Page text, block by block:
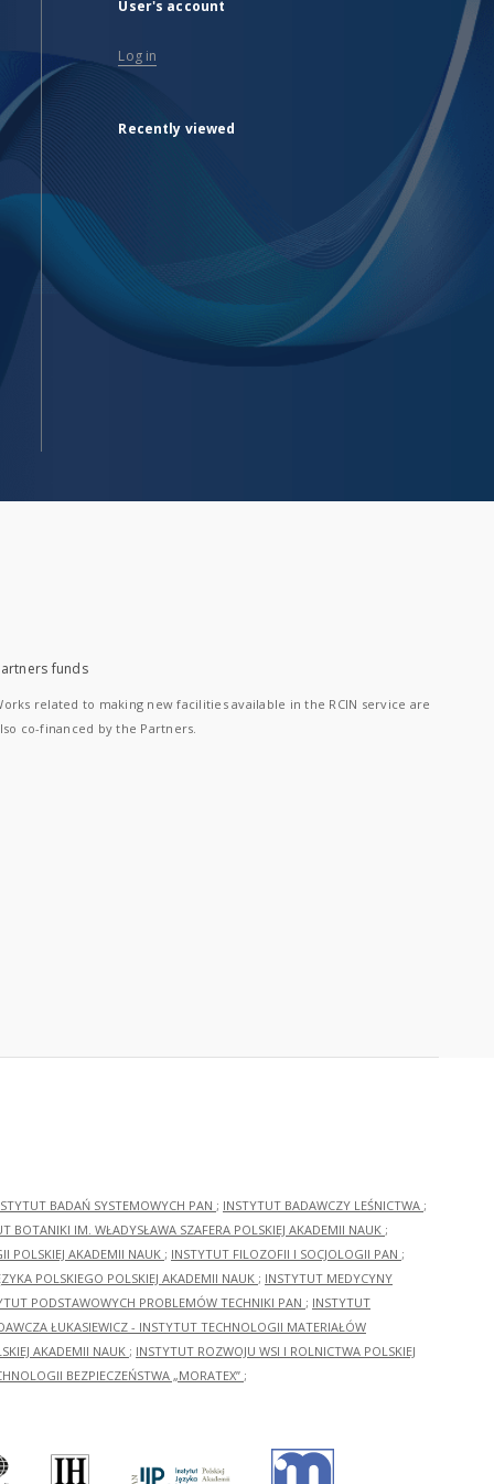
User's account
Log in
Recently viewed
funds
related to making new facilities available in the RCIN service are
co-financed by the Partners.
BADAŃ SYSTEMOWYCH PAN ; INSTYTUT BADAWCZY LEŚNICTWA ;
BOTANIKI IM. WŁADYSŁAWA SZAFERA POLSKIEJ AKADEMII NAUK ;
POLSKIEJ AKADEMII NAUK ; INSTYTUT FILOZOFII I SOCJOLOGII PAN ;
POLSKIEGO POLSKIEJ AKADEMII NAUK ; INSTYTUT MEDYCYNY
PODSTAWOWYCH PROBLEMÓW TECHNIKI PAN ; INSTYTUT
ŁUKASIEWICZ - INSTYTUT TECHNOLOGII MATERIAŁÓW
AKADEMII NAUK ; INSTYTUT ROZWOJU WSI I ROLNICTWA POLSKIEJ
BEZPIECZEŃSTWA „MORATEX” ;